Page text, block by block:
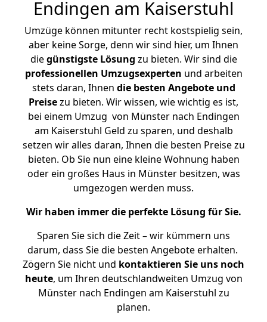
Endingen am Kaiserstuhl
Umzüge können mitunter recht kostspielig sein,
aber keine Sorge, denn wir sind hier, um Ihnen
diegünstigste Lösung zu bieten. Wir sind die
professionellen Umzugsexperten und arbeiten
stets daran, Ihnen die besten Angebote und
Preisezu bieten. Wir wissen, wie wichtig es ist,
bei einem Umzug von Münster nach Endingen
am Kaiserstuhl Geld zu sparen, und deshalb
setzen wir alles daran, Ihnen die besten Preise zu
bieten. Ob Sie nun eine kleine Wohnung haben
oder ein großes Haus in Münster besitzen, was
umgezogen werden muss.
Wir haben immer die perfekte Lösung für Sie.
Sparen Sie sich die Zeit – wir kümmern uns
darum, dass Sie die besten Angebote erhalten.
Zögern Sie nicht und kontaktieren Sie uns noch
heute, um Ihren deutschlandweiten Umzug von
Münster nach Endingen am Kaiserstuhl zu
planen.